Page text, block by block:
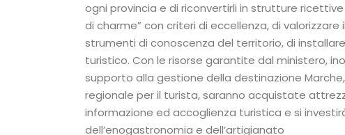
ogni provincia e di riconvertirli in strutture
di charme” con criteri di eccellenza, di
strumenti di conoscenza del territorio, di
turistico. Con le risorse garantite dal ministero,
supporto alla gestione della destinazione
regionale per il turista, saranno acquistate
informazione ed accoglienza turistica e si
dell’enogastronomia e dell’artigianato